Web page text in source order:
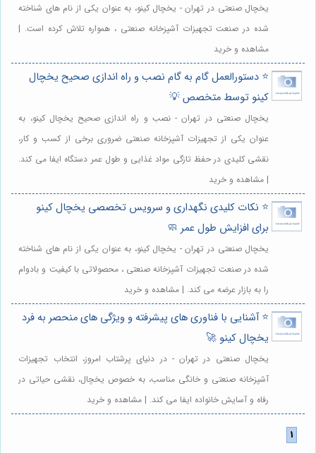
یخچال صنعتی در تهران - یخچال کینو، به عنوان یکی از نام های شناخته
شده در صنعت تجهیزات آشپزخانه صنعتی ، همواره تلاش کرده است. |
مشاهده و خرید
⭐️ دستورالعمل گام به گام نصب و راه اندازی صحیح یخچال
کینو توسط متخصص 💡
یخچال صنعتی در تهران - نصب و راه اندازی صحیح یخچال کینو، به
عنوان یکی از تجهیزات آشپزخانه صنعتی ضروری برخی از کسب و کار،
نقشی کلیدی در حفظ تازگی مواد غذایی و طول عمر دستگاه ایفا می کند.
| مشاهده و خرید
⭐️ نکات کلیدی نگهداری و سرویس تخصصی یخچال کینو
برای افزایش طول عمر 🧼
یخچال صنعتی در تهران - یخچال کینو، به عنوان یکی از نام های شناخته
شده در صنعت تجهیزات آشپزخانه صنعتی ، محصولاتی با کیفیت و بادوام
را به بازار عرضه می کند. | مشاهده و خرید
⭐️ آشنایی با فناوری های پیشرفته و ویژگی های منحصر به فرد
یخچال کینو 🚀
یخچال صنعتی در تهران - در دنیای پرشتاب امروز، انتخاب تجهیزات
آشپزخانه صنعتی و خانگی مناسب، به خصوص یخچال، نقشی حیاتی در
رفاه و آسایش خانواده ایفا می کند. | مشاهده و خرید